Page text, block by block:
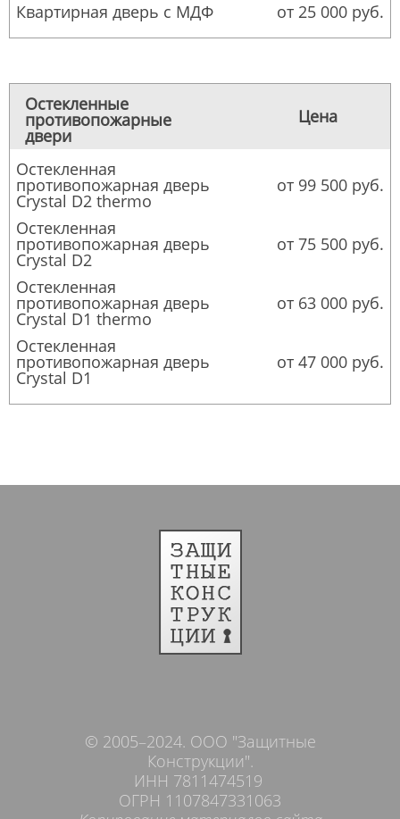
Квартирная дверь с МДФ
от 25 000 руб.
Остекленные
противопожарные
двери
Цена
Остекленная
противопожарная дверь
Crystal D2 thermo
от 99 500 руб.
Остекленная
противопожарная дверь
Crystal D2
от 75 500 руб.
Остекленная
противопожарная дверь
Crystal D1 thermo
от 63 000 руб.
Остекленная
противопожарная дверь
Crystal D1
от 47 000 руб.
© 2005–2024. ООО "Защитные
Конструкции".
ИНН 7811474519
ОГРН 1107847331063